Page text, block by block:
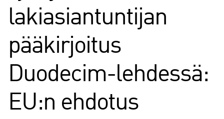
lakiasiantuntijan
pääkirjoitus
Duodecim-lehdessä:
EU:n ehdotus